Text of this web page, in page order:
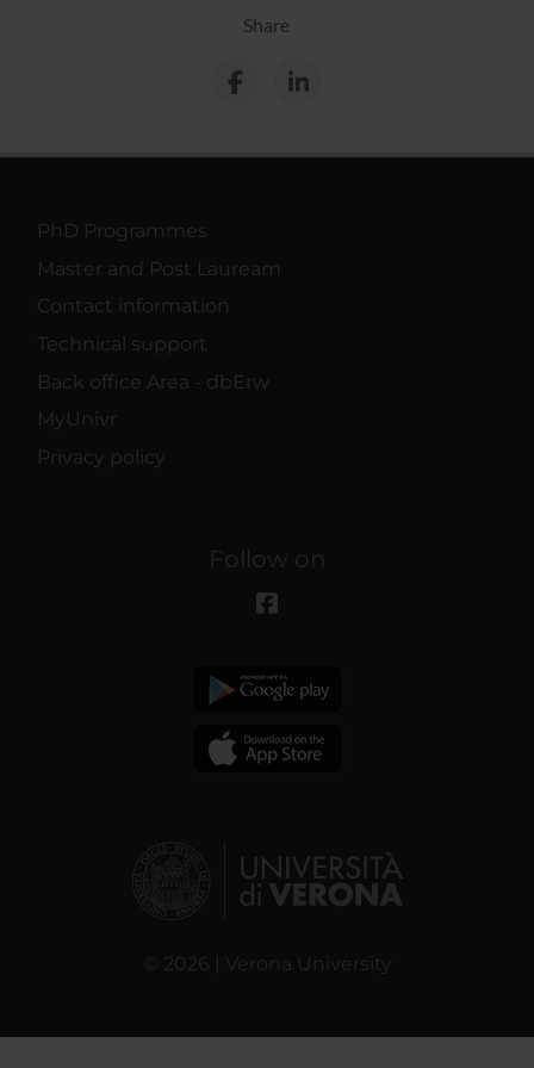
Share
PhD Programmes
Master and Post Lauream
Contact information
Technical support
Back office Area - dbErw
MyUnivr
Privacy policy
Follow on
© 2026 | Verona University